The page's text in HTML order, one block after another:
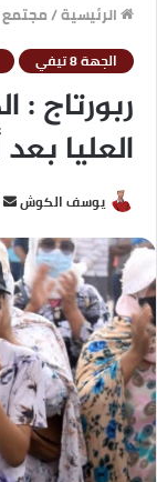
الرئيسية/مجتمع
الجهة 8 تيفي
ربورتاج :
العليا
يوسف الكوش